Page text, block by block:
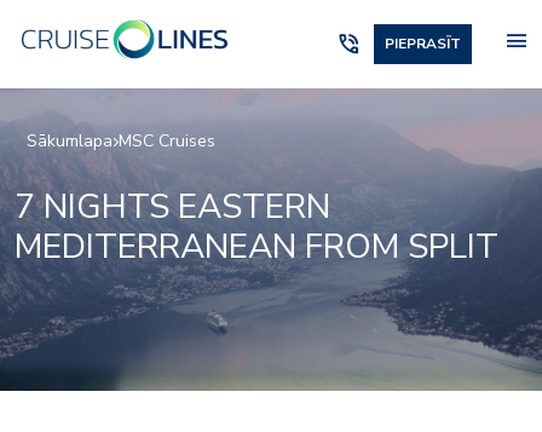
phone_in_talk PIEPRASĪT menu
Sākumlapa MSC Cruises
7 NIGHTS EASTERN
MEDITERRANEAN FROM SPLIT